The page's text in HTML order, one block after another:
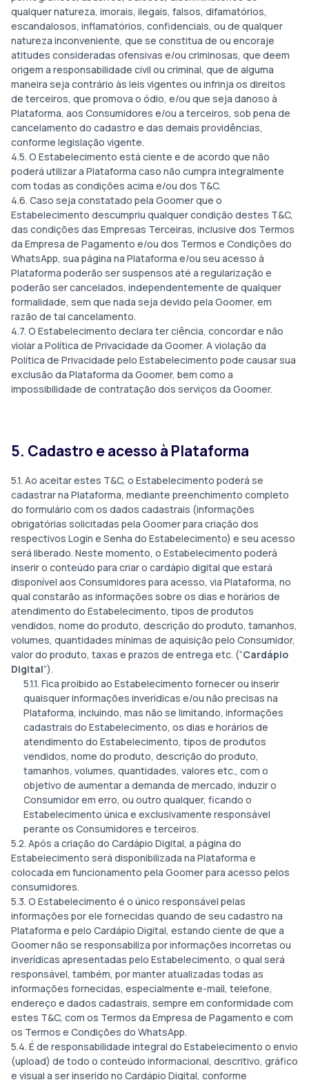
qualquer natureza, imorais, ilegais, falsos, difamatórios,
escandalosos, inflamatórios, confidenciais, ou de qualquer
natureza inconveniente, que se constitua de ou encoraje
atitudes consideradas ofensivas e/ou criminosas, que deem
origem a responsabilidade civil ou criminal, que de alguma
maneira seja contrário às leis vigentes ou infrinja os direitos
de terceiros, que promova o ódio, e/ou que seja danoso à
Plataforma, aos Consumidores e/ou a terceiros, sob pena de
cancelamento do cadastro e das demais providências,
conforme legislação vigente.
4.5. O Estabelecimento está ciente e de acordo que não
poderá utilizar a Plataforma caso não cumpra integralmente
com todas as condições acima e/ou dos T&C.
4.6. Caso seja constatado pela Goomer que o
Estabelecimento descumpriu qualquer condição destes T&C,
das condições das Empresas Terceiras, inclusive dos Termos
da Empresa de Pagamento e/ou dos Termos e Condições do
WhatsApp, sua página na Plataforma e/ou seu acesso à
Plataforma poderão ser suspensos até a regularização e
poderão ser cancelados, independentemente de qualquer
formalidade, sem que nada seja devido pela Goomer, em
razão de tal cancelamento.
4.7. O Estabelecimento declara ter ciência, concordar e não
violar a Política de Privacidade da Goomer. A violação da
Política de Privacidade pelo Estabelecimento pode causar sua
exclusão da Plataforma da Goomer, bem como a
impossibilidade de contratação dos serviços da Goomer.
5. Cadastro e acesso à Plataforma
5.1. Ao aceitar estes T&C, o Estabelecimento poderá se
cadastrar na Plataforma, mediante preenchimento completo
do formulário com os dados cadastrais (informações
obrigatórias solicitadas pela Goomer para criação dos
respectivos Login e Senha do Estabelecimento) e seu acesso
será liberado. Neste momento, o Estabelecimento poderá
inserir o conteúdo para criar o cardápio digital que estará
disponível aos Consumidores para acesso, via Plataforma, no
qual constarão as informações sobre os dias e horários de
atendimento do Estabelecimento, tipos de produtos
vendidos, nome do produto, descrição do produto, tamanhos,
volumes, quantidades mínimas de aquisição pelo Consumidor,
valor do produto, taxas e prazos de entrega etc. (“Cardápio
Digital”).
5.1.1. Fica proibido ao Estabelecimento fornecer ou inserir
quaisquer informações inverídicas e/ou não precisas na
Plataforma, incluindo, mas não se limitando, informações
cadastrais do Estabelecimento, os dias e horários de
atendimento do Estabelecimento, tipos de produtos
vendidos, nome do produto, descrição do produto,
tamanhos, volumes, quantidades, valores etc., com o
objetivo de aumentar a demanda de mercado, induzir o
Consumidor em erro, ou outro qualquer, ficando o
Estabelecimento única e exclusivamente responsável
perante os Consumidores e terceiros.
5.2. Após a criação do Cardápio Digital, a página do
Estabelecimento será disponibilizada na Plataforma e
colocada em funcionamento pela Goomer para acesso pelos
consumidores.
5.3. O Estabelecimento é o único responsável pelas
informações por ele fornecidas quando de seu cadastro na
Plataforma e pelo Cardápio Digital, estando ciente de que a
Goomer não se responsabiliza por informações incorretas ou
inverídicas apresentadas pelo Estabelecimento, o qual será
responsável, também, por manter atualizadas todas as
informações fornecidas, especialmente e-mail, telefone,
endereço e dados cadastrais, sempre em conformidade com
estes T&C, com os Termos da Empresa de Pagamento e com
os Termos e Condições do WhatsApp.
5.4. É de responsabilidade integral do Estabelecimento o envio
(upload) de todo o conteúdo informacional, descritivo, gráfico
e visual a ser inserido no Cardápio Digital, conforme